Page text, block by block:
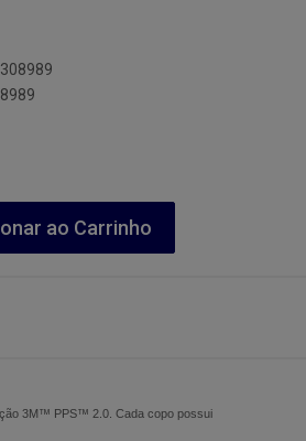
ao Carrinho
3M™ PPS™ 2.0. Cada copo possui